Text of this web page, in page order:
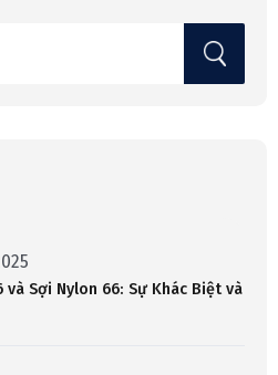
và Sợi Nylon 66: Sự Khác Biệt và